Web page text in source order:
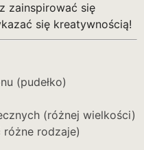
zainspirować się
się kreatywnością!
(pudełko)
(różnej wielkości)
różne rodzaje)